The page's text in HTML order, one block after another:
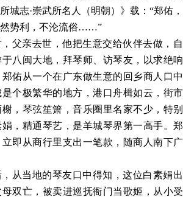
城志·崇武所名人（明朝）》载：“郑佑，
然势利，不沦流俗……”
，父亲去世，他把生意交给伙伴去做，自
八闽大地，拜琴师、访琴友，以求绝响
佑从一个在广东做生意的回乡商人口中
个极繁华的地方，港口舟楫如云，街市
，琴弦笙箫，音乐圈里名家不少，特别
，精通琴艺，是羊城琴界第一高手。郑
即从商行里支出一笔款，随商人南下广
从当地的琴友口中得知，这位白素娟出
双亡，被卖进巡抚衙门当歌姬，从小受